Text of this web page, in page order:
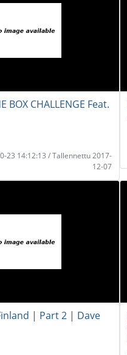
BOX CHALLENGE Feat.
23 14:12:13 / Tallennettu 2017-
12-07
| Part 2 | Dave